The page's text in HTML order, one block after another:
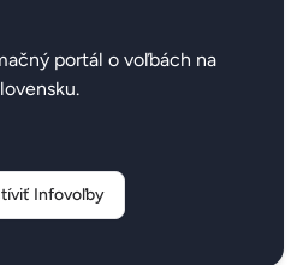
portál o voľbách na
Infovoľby